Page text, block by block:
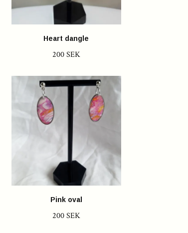
Heart dangle
200 SEK
Pink oval
200 SEK